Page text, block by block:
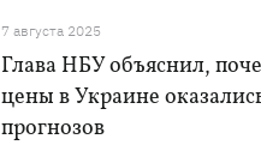
7 августа 2025
Глава НБУ объяснил,
цены в Украине
прогнозов